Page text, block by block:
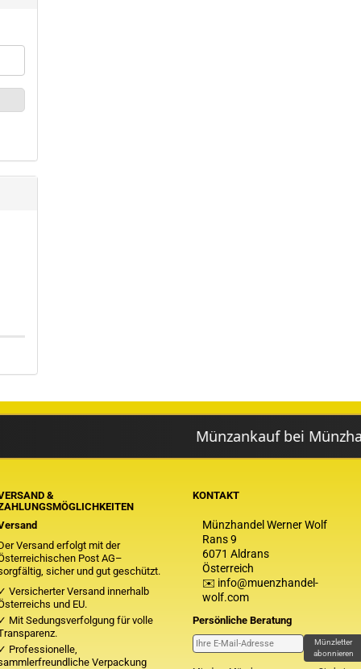
Münzankauf bei Münzhandel
&
Versand erfolgt mit der
Post AG–
sicher und gut geschützt.
✓ Versicherter Versand innerhalb
und EU.
✓ Mit Sedungsverfolgung für volle
✓ Professionelle,
Verpackung
KONTAKT
Münzhandel Werner Wolf
Rans 9
6071 Aldrans
Österreich
✉️ info@muenzhandel-
wolf.com
Persönliche Beratung
Münzletter
abonnieren